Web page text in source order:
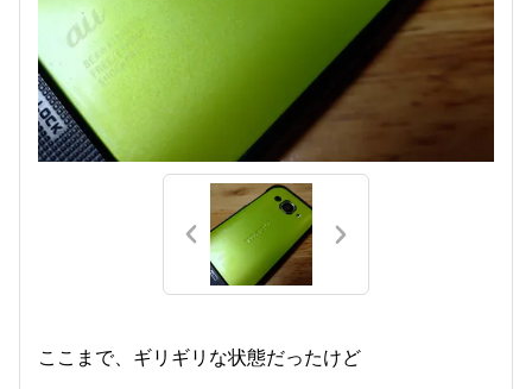
ここまで、ギリギリな状態だったけど